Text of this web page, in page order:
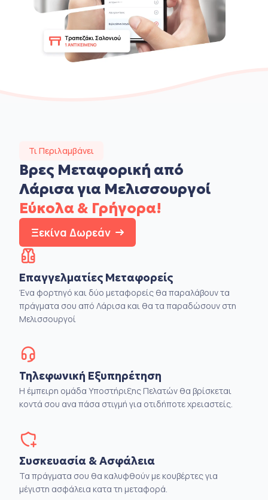
Τι Περιλαμβάνει
Βρες Μεταφορική από
Λάρισα για Μελισσουργοί
Εύκολα & Γρήγορα!
Ξεκίνα Δωρεάν
Επαγγελματίες Μεταφορείς
Ένα φορτηγό και δύο μεταφορείς θα παραλάβουν τα
πράγματα σου από Λάρισα και θα τα παραδώσουν στη
Μελισσουργοί
Τηλεφωνική Εξυπηρέτηση
Η έμπειρη ομάδα Υποστήριξης Πελατών θα βρίσκεται
κοντά σου ανα πάσα στιγμή για οτιδήποτε χρειαστείς.
Συσκευασία & Ασφάλεια
Τα πράγματα σου θα καλυφθούν με κουβέρτες για
μέγιστη ασφάλεια κατα τη μεταφορά.